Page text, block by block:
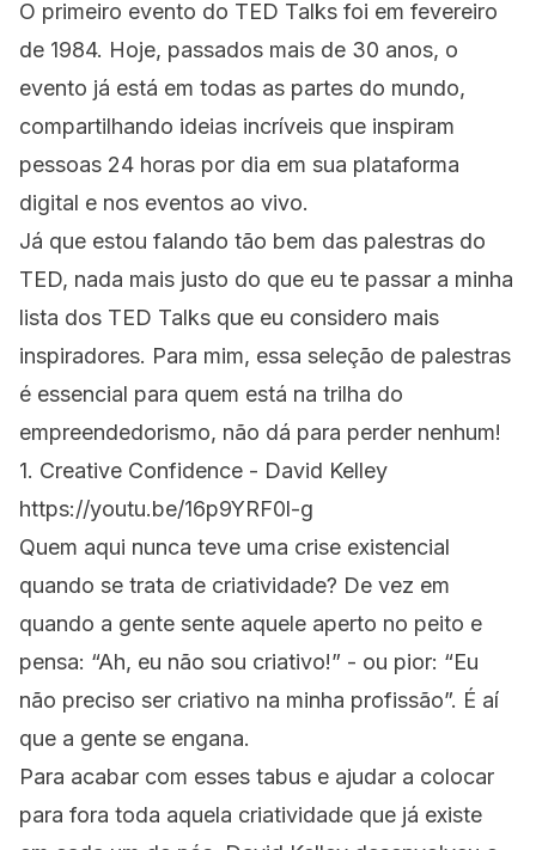
O primeiro evento do TED Talks foi em fevereiro
de 1984. Hoje, passados mais de 30 anos, o
evento já está em todas as partes do mundo,
compartilhando ideias incríveis que inspiram
pessoas 24 horas por dia em sua plataforma
digital e nos eventos ao vivo.
Já que estou falando tão bem das palestras do
TED, nada mais justo do que eu te passar a minha
lista dos TED Talks que eu considero mais
inspiradores. Para mim, essa seleção de palestras
é essencial para quem está na trilha do
empreendedorismo, não dá para perder nenhum!
1. Creative Confidence - David Kelley
https://youtu.be/16p9YRF0l-g
Quem aqui nunca teve uma crise existencial
quando se trata de criatividade? De vez em
quando a gente sente aquele aperto no peito e
pensa: “Ah, eu não sou criativo!” - ou pior: “Eu
não preciso ser criativo na minha profissão”. É aí
que a gente se engana.
Para acabar com esses tabus e ajudar a colocar
para fora toda aquela criatividade que já existe